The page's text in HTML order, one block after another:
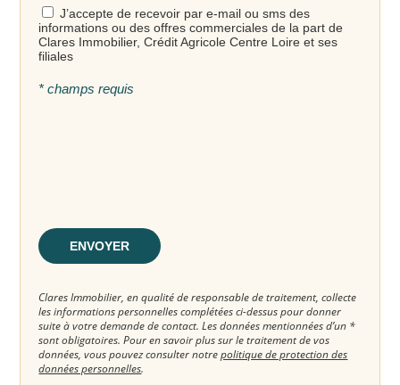
J’accepte de recevoir par e-mail ou sms des
informations ou des offres commerciales de la part de
Clares Immobilier, Crédit Agricole Centre Loire et ses
filiales
* champs requis
ENVOYER
Clares Immobilier, en qualité de responsable de traitement, collecte
les informations personnelles complétées ci-dessus pour donner
suite à votre demande de contact. Les données mentionnées d’un *
sont obligatoires. Pour en savoir plus sur le traitement de vos
données, vous pouvez consulter notrepolitique de protection des
données personnelles.